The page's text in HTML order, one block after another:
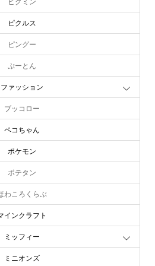
ピクルス
ピングー
ぷーとん
ファッション
ブッコロー
ペコちゃん
ポケモン
ポテタン
わころくらぶ
インクラフト
ミッフィー
ミニオンズ